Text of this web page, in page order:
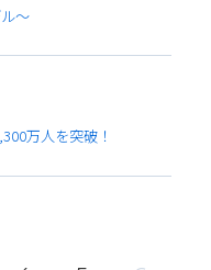
〜
万人を突破！